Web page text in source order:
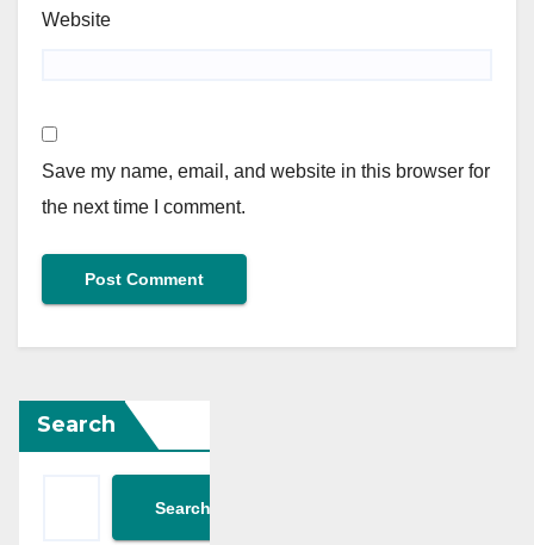
Website
Save my name, email, and website in this browser for
the next time I comment.
Search
Search